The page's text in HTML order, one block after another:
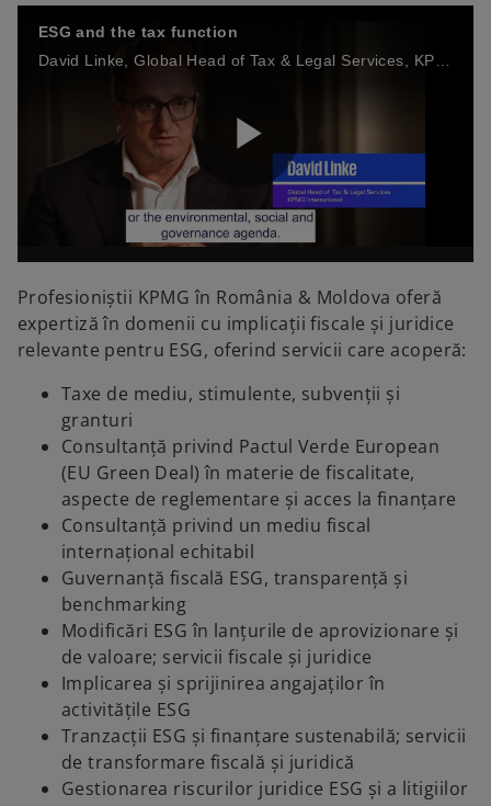
ESG and the tax function
P
l
a
y
V
i
Profesioniștii KPMG în România & Moldova oferă
expertiză în domenii cu implicații fiscale și juridice
relevante pentru ESG, oferind servicii care acoperă:
Taxe de mediu, stimulente, subvenții și
granturi
Consultanță privind Pactul Verde European
(EU Green Deal) în materie de fiscalitate,
aspecte de reglementare și acces la finanțare
Consultanță privind un mediu fiscal
internațional echitabil
Guvernanță fiscală ESG, transparență și
benchmarking
Modificări ESG în lanțurile de aprovizionare și
de valoare; servicii fiscale și juridice
Implicarea și sprijinirea angajaților în
activitățile ESG
Tranzacții ESG și finanțare sustenabilă; servicii
de transformare fiscală și juridică
Gestionarea riscurilor juridice ESG și a litigiilor